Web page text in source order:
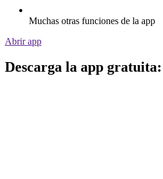
Muchas otras funciones de la app
Abrir app
Descarga la app